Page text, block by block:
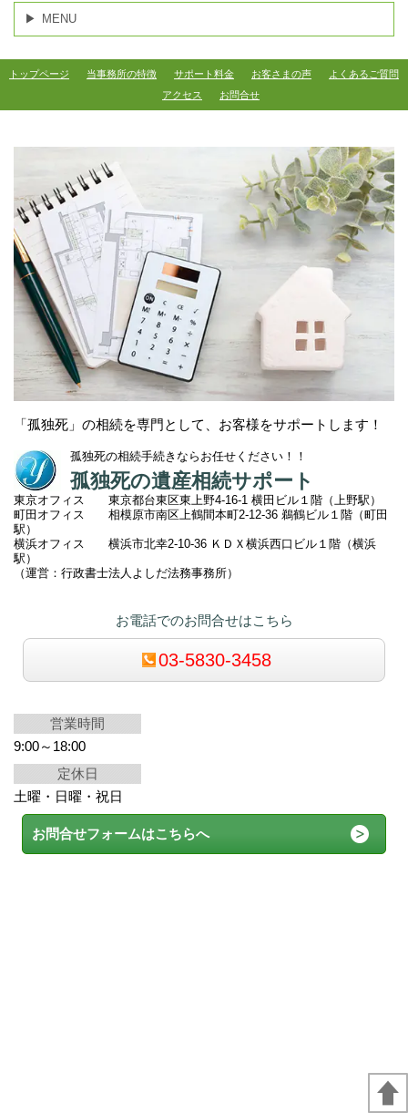
MENU
トップページ 当事務所の特徴 サポート料金 お客さまの声
よくあるご質問
アクセス
お問合せ
「孤独死」の相続を専門として、お客様をサポートします！
孤独死の相続手続きならお任せください！！
孤独死の遺産相続サポート
東京オフィス 東京都台東区東上野4-16-1 横田ビル１階（上野駅）
町田オフィス 相模原市南区上鶴間本町2-12-36 鵜鶴ビル１階（町田
駅）
横浜オフィス 横浜市北幸2-10-36 ＫＤＸ横浜西口ビル１階（横浜
駅）
（運営：行政書士法人よしだ法務事務所）
お電話でのお問合せはこちら
03-5830-3458
営業時間
9:00～18:00
定休日
土曜・日曜・祝日
お問合せフォームはこちらへ